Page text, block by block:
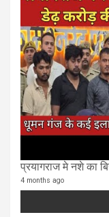
प्रयागराज मे नशे का
4 months ago